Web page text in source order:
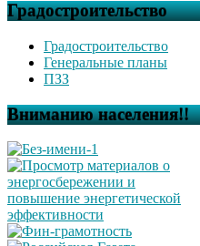
Градостроительство
Градостроительство
Генеральные планы
ПЗЗ
Вниманию населения!!